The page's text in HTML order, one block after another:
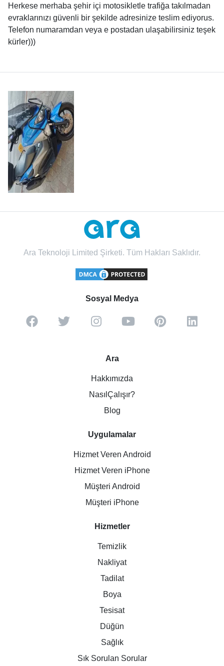
Herkese merhaba şehir içi motosikletle trafiğa takılmadan
evraklarınızı güvenli bir şekilde adresinize teslim ediyorus.
Telefon numaramdan veya e postadan ulaşabilirsiniz teşek
kürler)))
Ara Teknoloji Limited Şirketi. Tüm Hakları Saklıdır.
Sosyal Medya
Ara
Hakkımızda
NasılÇalışır?
Blog
Uygulamalar
Hizmet Veren Android
Hizmet Veren iPhone
Müşteri Android
Müşteri iPhone
Hizmetler
Temizlik
Nakliyat
Tadilat
Boya
Tesisat
Düğün
Sağlık
Sık Sorulan Sorular